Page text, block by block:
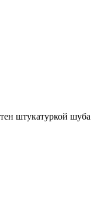
штукатуркой шуба